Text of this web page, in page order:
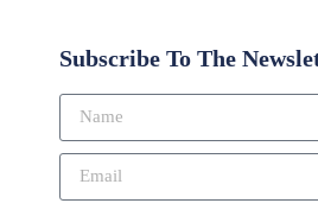
Subscribe To The